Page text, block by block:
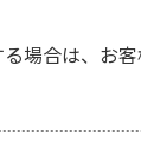
場合は、お